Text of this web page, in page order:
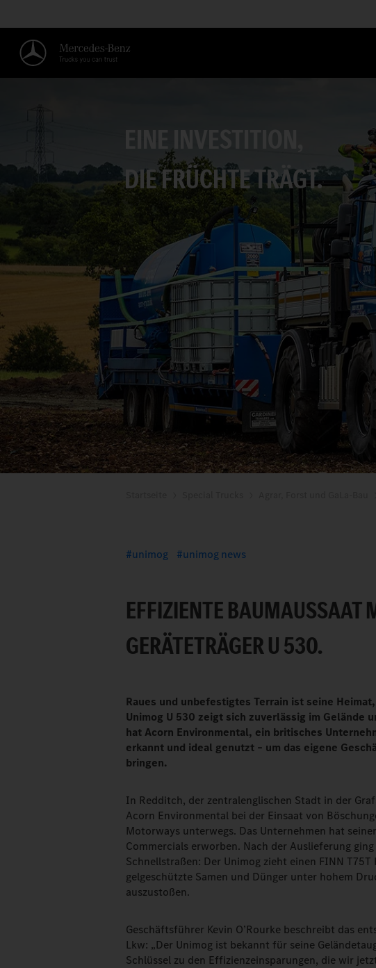
EINE INVESTITION,
DIE FRÜCHTE TRÄGT.
unimog unimog news
EFFIZIENTE BAUMAUSSAAT
GERÄTETRÄGER U 530.
Raues und unbefestigtes Terrain ist seine
Unimog U 530 zeigt sich zuverlässig im Gelände
hat Acorn Environmental, ein britisches
erkannt und ideal genutzt – um das eigene
bringen.
In Redditch, der zentralenglischen Stadt in der
Acorn Environmental bei der Einsaat von
Motorways unterwegs. Das Unternehmen hat
Commercials erworben. Nach der Auslieferung
Schnellstraßen: Der Unimog zieht einen FINN
gelgeschützte Samen und Dünger unter hohem
auszustoßen.
Geschäftsführer Kevin O’Rourke beschreibt das
Lkw: „Der Unimog ist bekannt für seine
Schlüssel zu den Effizienzeinsparungen, die wir